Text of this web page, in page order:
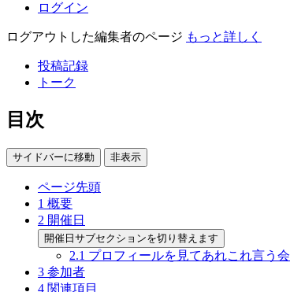
ログイン
ログアウトした編集者のページ もっと詳しく
投稿記録
トーク
目次
サイドバーに移動 非表示
ページ先頭
1 概要
2 開催日
開催日サブセクションを切り替えます
2.1 プロフィールを見てあれこれ言う会
3 参加者
4 関連項目